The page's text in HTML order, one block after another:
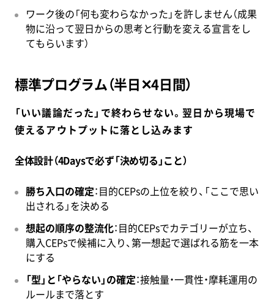
ワーク後の「何も変わらなかった」を許しません（成果
物に沿って翌日からの思考と行動を変える宣言をし
てもらいます）
標準プログラム（半日✕4日間）
「いい議論だった」で終わらせない。翌日から現場で
使えるアウトプットに落とし込みます
全体設計（4Daysで必ず「決め切る」こと）
勝ち入口の確定：目的CEPsの上位を絞り、「ここで思い
出される」を決める
想起の順序の整流化：目的CEPsでカテゴリーが立ち、
購入CEPsで候補に入り、第一想起で選ばれる筋を一本
にする
「型」と「やらない」の確定：接触量・一貫性・摩耗運用の
ルールまで落とす